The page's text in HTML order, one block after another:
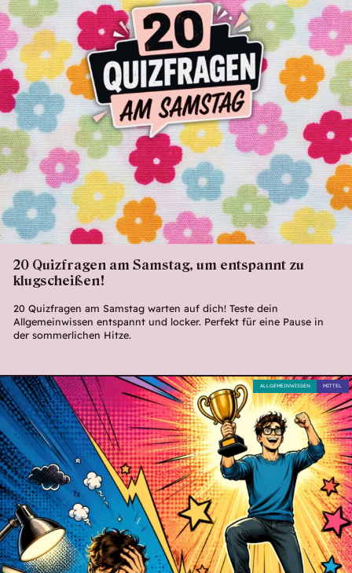
20 Quizfragen am Samstag, um entspannt zu
klugscheißen!
20 Quizfragen am Samstag warten auf dich! Teste dein
Allgemeinwissen entspannt und locker. Perfekt für eine Pause in
der sommerlichen Hitze.
MITTEL
ALLGEMEINWISSEN